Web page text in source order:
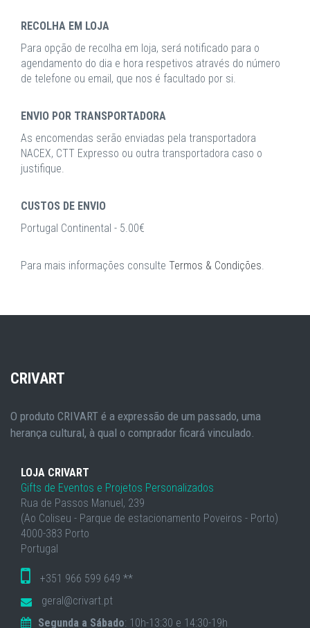
RECOLHA EM LOJA
Para opção de recolha em loja, será notificado para o
agendamento do dia e hora respetivos através do número
de telefone ou email, que nos é facultado por si.
ENVIO POR TRANSPORTADORA
As encomendas serão enviadas pela transportadora
NACEX, CTT Expresso ou outra transportadora caso o
justifique.
CUSTOS DE ENVIO
Portugal Continental - 5.00€
Para mais informações consulte Termos & Condições.
CRIVART
O produto CRIVART é a expressão de um passado, uma
herança cultural, à qual o comprador ficará vinculado.
LOJA CRIVART
Gifts de Eventos e Projetos Personalizados
Rua de Passos Manuel, 239
(Ao Coliseu - Parque de estacionamento Poveiros - Porto)
4000-383 Porto
Portugal
+351 966 599 649 **
geral@crivart.pt
Segunda a Sábado: 10h-13:30 e 14:30-19h